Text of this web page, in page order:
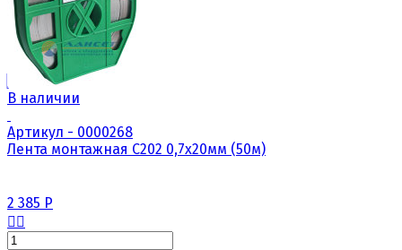
В наличии
Артикул - 0000268
Лента монтажная С202 0,7х20мм (50м)
2 385 Р